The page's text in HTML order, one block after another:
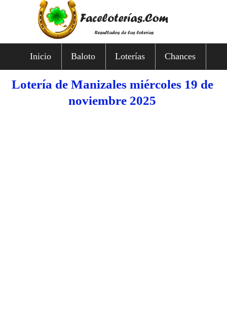
Inicio Baloto Loterías Chances
Lotería de Manizales miércoles 19 de
noviembre 2025